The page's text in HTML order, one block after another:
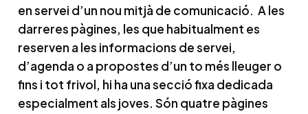
en servei d’un nou mitjà de comunicació. A les
darreres pàgines, les que habitualment es
reserven a les informacions de servei,
d’agenda o a propostes d’un to més lleuger o
fins i tot frivol, hi ha una secció fixa dedicada
especialment als joves. Són quatre pàgines